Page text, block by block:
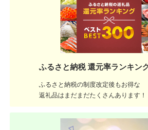
ふるさと納税 還元率ランキン
ふるさと納税の制度改定後もお得な
返礼品はまだまだたくさんあります！